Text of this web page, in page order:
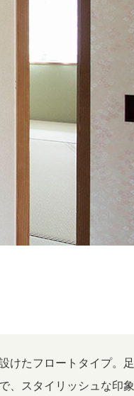
けたフロートタイプ。足
、スタイリッシュな印象